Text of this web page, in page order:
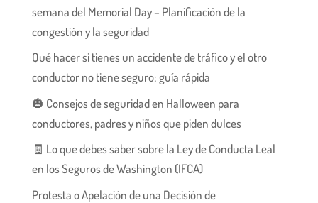
semana del Memorial Day – Planificación de la
congestión y la seguridad
Qué hacer si tienes un accidente de tráfico y el otro
conductor no tiene seguro: guía rápida
🎃 Consejos de seguridad en Halloween para
conductores, padres y niños que piden dulces
🧾 Lo que debes saber sobre la Ley de Conducta Leal
en los Seguros de Washington (IFCA)
Protesta o Apelación de una Decisión de